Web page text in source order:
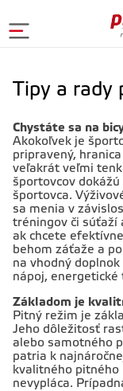
Tipy a
Chystáte sa na
Akokoľvek je
pripravený,
veľakrát veľmi
športovcov
športovca.
sa menia v
tréningov či súťaží
ak chcete
behom záťaže a
na vhodný
nápoj, energetické
Základom je
Pitný režim je
Jeho dôležitosť
alebo samotného
patria k
kvalitného pitného
nevypláca.